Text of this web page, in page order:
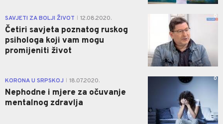
SAVJETI ZA BOLJI ŽIVOT 12.08.2020.
Četiri savjeta poznatog ruskog
psihologa koji vam mogu
promijeniti život
0
KORONA U SRPSKOJ 18.07.2020.
Nephodne i mjere za očuvanje
mentalnog zdravlja
0